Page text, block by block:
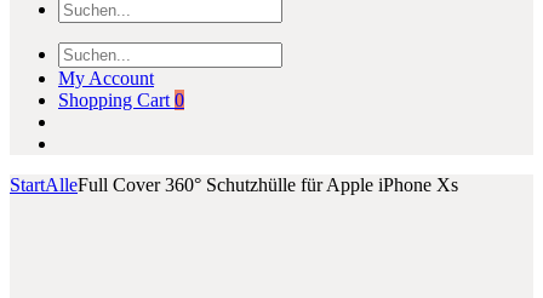
My Account
Shopping Cart 0
StartAlleFull Cover 360° Schutzhülle für Apple iPhone Xs